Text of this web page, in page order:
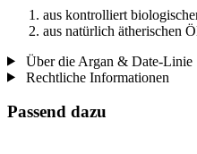
aus kontrolliert
aus natürlich ätherischen
Über die Argan & Date-Linie
Rechtliche Informationen
Passend dazu